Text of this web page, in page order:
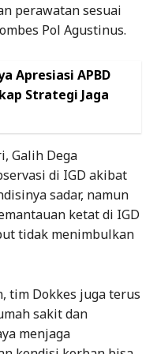
perawatan sesuai
Pol Agustinus.
Apresiasi APBD
Strategi Jaga
Galih Dega
di IGD akibat
sadar, namun
ketat di IGD
tidak menimbulkan
tim Dokkes juga terus
sakit dan
menjaga